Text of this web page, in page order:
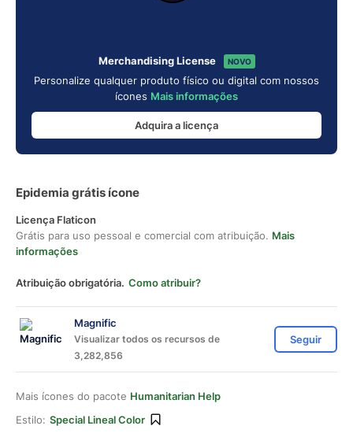
Merchandising License NOVO
Personalize qualquer produto físico ou digital com nossos
ícones Mais informações
Adquira a licença
Epidemia grátis ícone
Licença Flaticon
Grátis para uso pessoal e comercial com atribuição. Mais
informações
Atribuição obrigatória. Como atribuir?
Magnific
Visualizar todos os recursos de
3,282,856
Seguir
Mais ícones do pacote Humanitarian Help
Estilo: Special Lineal Color